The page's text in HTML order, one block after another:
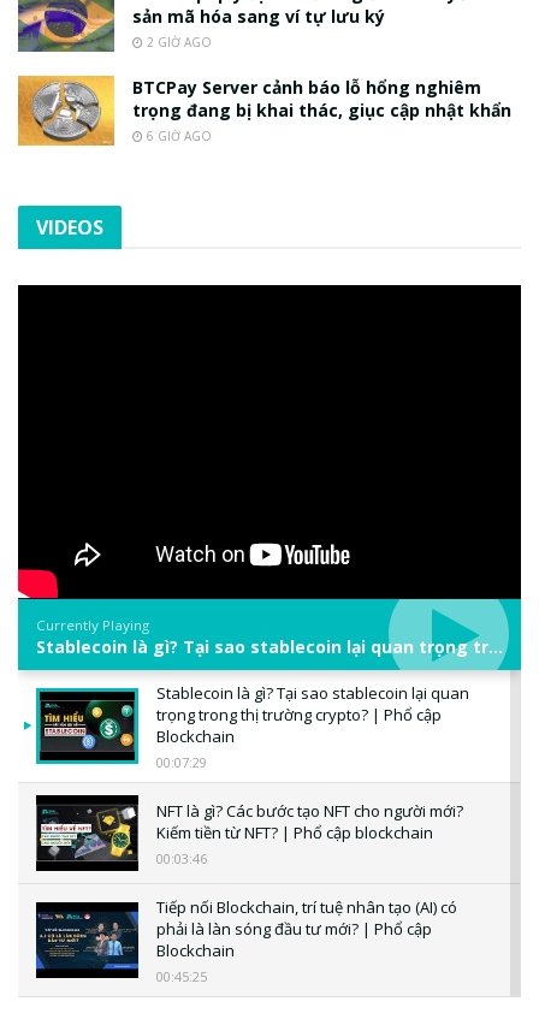
sản mã hóa sang ví tự lưu ký
2 GIỜ AGO
BTCPay Server cảnh báo lỗ hổng nghiêm
trọng đang bị khai thác, giục cập nhật khẩn
6 GIỜ AGO
VIDEOS
Currently Playing
Stablecoin là gì? Tại sao stablecoin lại quan trọng trong thị trường crypto? | Phổ cập Blockchain
Stablecoin là gì? Tại sao stablecoin lại quan
trọng trong thị trường crypto? | Phổ cập
Blockchain
00:07:29
NFT là gì? Các bước tạo NFT cho người mới?
Kiếm tiền từ NFT? | Phổ cập blockchain
00:03:46
Tiếp nối Blockchain, trí tuệ nhân tạo (AI) có
phải là làn sóng đầu tư mới? | Phổ cập
Blockchain
00:45:25